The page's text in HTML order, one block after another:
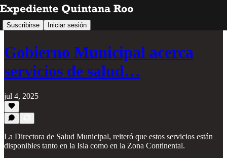
Suscribirse Iniciar sesión
Gobierno Municipal acerca
servicios de salud…
jul 4, 2025
La Directora de Salud Municipal, reiteró que estos servicios están
disponibles tanto en la Isla como en la Zona Continental.